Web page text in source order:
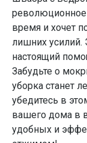
революционное
время и хочет
лишних усилий.
настоящий
Забудьте о
уборка станет
убедитесь в
вашего дома в
удобных и